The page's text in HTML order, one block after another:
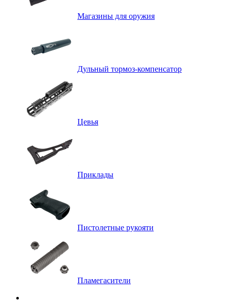
Магазины для оружия
Дульный тормоз-компенсатор
Цевья
Приклады
Пистолетные рукояти
Пламегасители